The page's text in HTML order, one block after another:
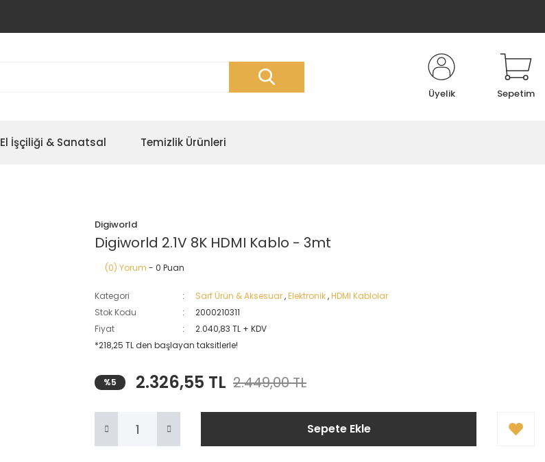
Üyelik Sepetim
El İşçiliği & Sanatsal Temizlik Ürünleri
Digiworld
Digiworld 2.1V 8K HDMI Kablo - 3mt
(0) Yorum - 0 Puan
Kategori Sarf Ürün & Aksesuar,Elektronik,HDMI Kablolar
Stok Kodu
2000210311
Fiyat
2.040,83 TL + KDV
*218,25 TL den başlayan taksitlerle!
%5 2.326,55 TL 2.449,00 TL
Sepete Ekle